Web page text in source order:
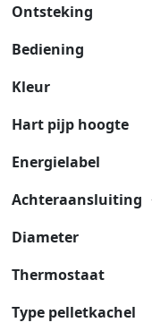
Ontsteking
Bediening
Kleur
Hart pijp hoogte
Energielabel
Achteraansluiting
Diameter
Thermostaat
Type pelletkachel